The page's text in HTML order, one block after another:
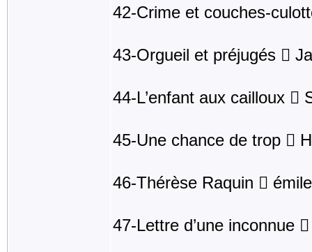
42-Crime et couches-
43-Orgueil et préjugés 
44-L’enfant aux cailloux 
45-Une chance de trop 
46-Thérèse Raquin 
47-Lettre d’une inconnue